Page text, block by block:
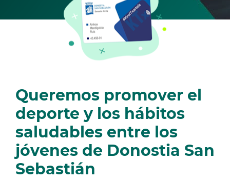
Queremos promover el
deporte y los hábitos
saludables entre los
jóvenes de Donostia San
Sebastián